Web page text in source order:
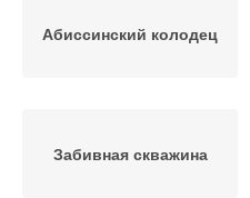
Абиссинский колодец
Забивная скважина